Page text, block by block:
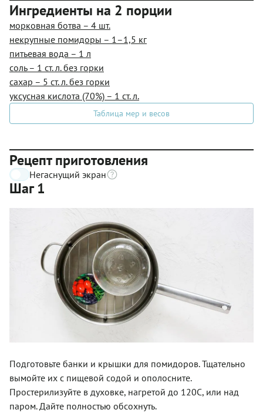
Ингредиенты на 2 порции
морковная ботва – 4 шт.
некрупные помидоры – 1–1,5 кг
питьевая вода – 1 л
соль – 1 ст. л. без горки
сахар – 5 ст. л. без горки
уксусная кислота (70%) – 1 ст. л.
Таблица мер и весов
Рецепт приготовления
Негаснущий экран
Шаг 1
Подготовьте банки и крышки для помидоров. Тщательно
вымойте их с пищевой содой и ополосните.
Простерилизуйте в духовке, нагретой до 120C, или над
паром. Дайте полностью обсохнуть.